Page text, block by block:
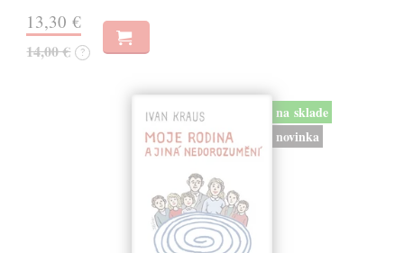
13,30 €
14,00 € ?
na sklade
novinka